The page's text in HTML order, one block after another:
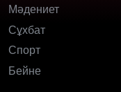
Мәдениет
Сұхбат
Спорт
Бейне